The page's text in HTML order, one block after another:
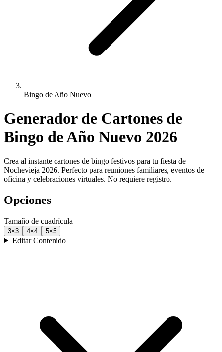
Bingo de Año Nuevo
Generador de Cartones de
Bingo de Año Nuevo 2026
Crea al instante cartones de bingo festivos para tu fiesta de
Nochevieja 2026. Perfecto para reuniones familiares, eventos de
oficina y celebraciones virtuales. No requiere registro.
Opciones
Tamaño de cuadrícula
3×3 4×4 5×5
Editar Contenido